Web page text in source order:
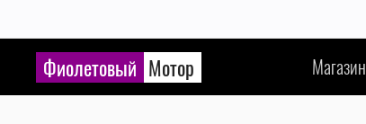
Фиолетовый Мотор Магазин